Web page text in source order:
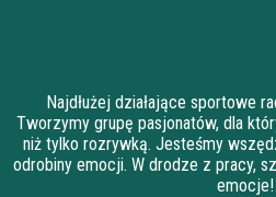
Najdłużej działające sportowe
Tworzymy grupę pasjonatów, dla
niż tylko rozrywką. Jesteśmy
odrobiny emocji. W drodze z pracy,
emocje!